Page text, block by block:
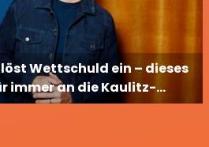
Wettschuld ein – dieses
immer an die Kaulitz-